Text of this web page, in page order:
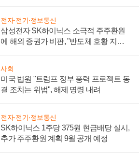
전자·전기·정보통신
삼성전자 SK하이닉스 소극적 주주환원
에 해외 증권가 비판, "반도체 호황 지속
사회
미국 법원 "트럼프 정부 풍력 프로젝트 동
결 조치는 위법", 해제 명령 내려
전자·전기·정보통신
SK하이닉스 1주당 375원 현금배당 실시,
추가 주주환원 계획 9월 공개 예정